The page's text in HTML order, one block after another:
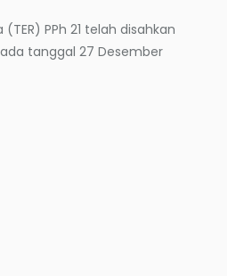
PPh 21 telah disahkan
tanggal 27 Desember